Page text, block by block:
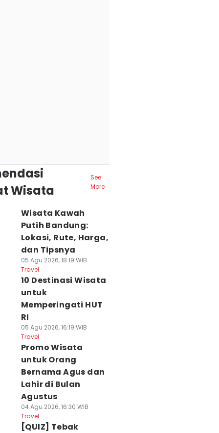
Wisata
See
More
Wisata Kawah
Putih Bandung:
Lokasi, Rute, Harga,
dan Tipsnya
05 Agu 2026, 18:19 WIB
Travel
10 Destinasi Wisata
untuk
Memperingati HUT
RI
05 Agu 2026, 16:19 WIB
Travel
Promo Wisata
untuk Orang
Bernama Agus dan
Lahir di Bulan
Agustus
04 Agu 2026, 16:30 WIB
Travel
[QUIZ] Tebak